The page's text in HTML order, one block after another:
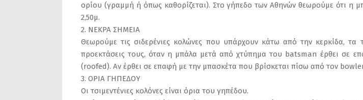
ορίου (γραμμή ή όπως καθορίζεται). Στο γήπεδο των Αθηνών θεωρούμε ότι η
2,50μ.
2. ΝΕΚΡΑ ΣΗΜΕΙΑ
Θεωρούμε τις σιδερένιες κολώνες που υπάρχουν κάτω από την κερκίδα,
προεκτάσεις τους, όταν η μπάλα μετά από χτύπημα του batsman έρθει σε
(roofed). Αν έρθει σε επαφή με την μπασκέτα που βρίσκεται πίσω από τον
3. ΟΡΙΑ ΓΗΠΕΔΟΥ
Οι τσιμεντένιες κολόνες είναι όρια του γηπέδου.